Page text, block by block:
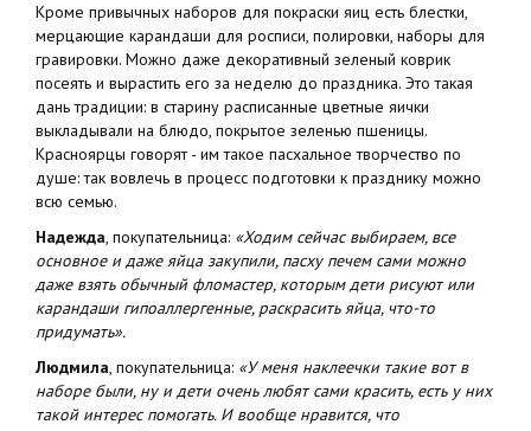
Кроме привычных наборов для покраски яиц есть блестки,
мерцающие карандаши для росписи, полировки, наборы для
гравировки. Можно даже декоративный зеленый коврик
посеять и вырастить его за неделю до праздника. Это такая
дань традиции: в старину расписанные цветные яички
выкладывали на блюдо, покрытое зеленью пшеницы.
Красноярцы говорят - им такое пасхальное творчество по
душе: так вовлечь в процесс подготовки к празднику можно
всю семью.
Надежда, покупательница: «Ходим сейчас выбираем, все
основное и даже яйца закупили, пасху печем сами можно
даже взять обычный фломастер, которым дети рисуют или
карандаши гипоаллергенные, раскрасить яйца, что-то
придумать».
Людмила, покупательница: «У меня наклеечки такие вот в
наборе были, ну и дети очень любят сами красить, есть у них
такой интерес помогать. И вообще нравится, что